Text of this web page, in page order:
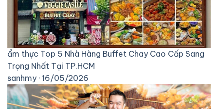
ẩm thực Top 5 Nhà Hàng Buffet Chay Cao Cấp Sang
Trọng Nhất Tại TP.HCM
sanhmy · 16/05/2026